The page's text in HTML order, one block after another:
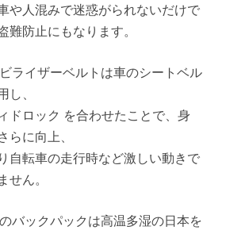
や人混みで迷惑がられないだけで
難防止にもなります。
ライザーベルトは車のシートベル
し、
ドロック を合わせたことで、身
らに向上、
自転車の走行時など激しい動きで
せん。
バックパックは高温多湿の日本を